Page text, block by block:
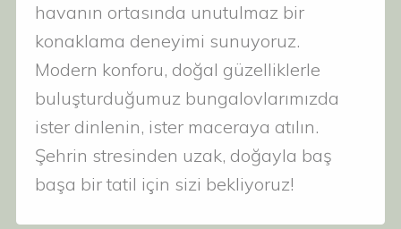
havanın ortasında unutulmaz bir
konaklama deneyimi sunuyoruz.
Modern konforu, doğal güzelliklerle
buluşturduğumuz bungalovlarımızda
ister dinlenin, ister maceraya atılın.
Şehrin stresinden uzak, doğayla baş
başa bir tatil için sizi bekliyoruz!